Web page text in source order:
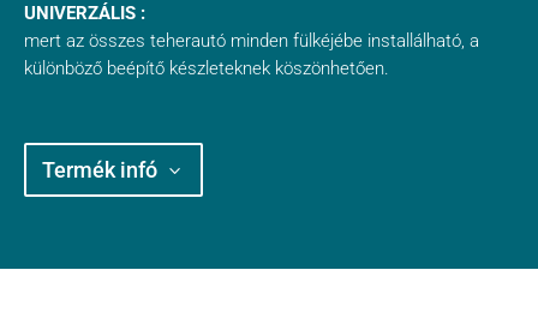
UNIVERZÁLIS :
mert az összes teherautó minden fülkéjébe installálható, a
különböző beépítő készleteknek köszönhetően.
Termék infó